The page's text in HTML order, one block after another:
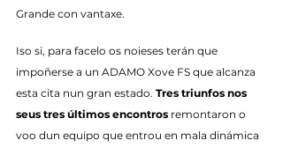
Grande con vantaxe.
Iso si, para facelo os noieses terán que
impoñerse a un ADAMO Xove FS que alcanza
esta cita nun gran estado. Tres triunfos nos
seus tres últimos encontros remontaron o
voo dun equipo que entrou en mala dinámica